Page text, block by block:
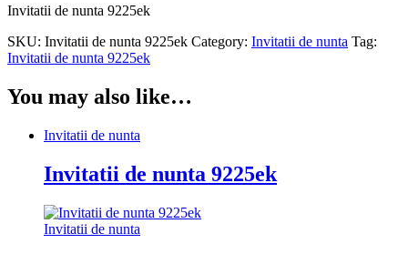
Invitatii de nunta 9225ek
SKU: Invitatii de nunta 9225ek Category: Invitatii de nunta Tag:
Invitatii de nunta 9225ek
You may also like…
Invitatii de nunta
Invitatii de nunta 9225ek
Invitatii de nunta